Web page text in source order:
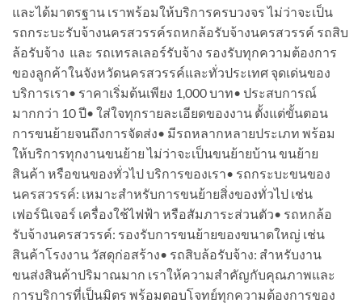
และได้มาตรฐาน เราพร้อมให้บริการครบวงจร ไม่ว่าจะเป็น
รถกระบะรับจ้างนครสวรรค์รถหกล้อรับจ้างนครสวรรค์ รถสิบ
ล้อรับจ้าง และ รถเทรลเลอร์รับจ้าง รองรับทุกความต้องการ
ของลูกค้าในจังหวัดนครสวรรค์และทั่วประเทศ จุดเด่นของ
บริการเรา• ราคาเริ่มต้นเพียง 1,000 บาท• ประสบการณ์
มากกว่า 10 ปี• ใส่ใจทุกรายละเอียดของงาน ตั้งแต่ขั้นตอน
การขนย้ายจนถึงการจัดส่ง• มีรถหลากหลายประเภท พร้อม
ให้บริการทุกงานขนย้าย ไม่ว่าจะเป็นขนย้ายบ้าน ขนย้าย
สินค้า หรือขนของทั่วไป บริการของเรา• รถกระบะขนของ
นครสวรรค์: เหมาะสำหรับการขนย้ายสิ่งของทั่วไป เช่น
เฟอร์นิเจอร์ เครื่องใช้ไฟฟ้า หรือสัมภาระส่วนตัว• รถหกล้อ
รับจ้างนครสวรรค์: รองรับการขนย้ายของขนาดใหญ่ เช่น
สินค้าโรงงาน วัสดุก่อสร้าง• รถสิบล้อรับจ้าง: สำหรับงาน
ขนส่งสินค้าปริมาณมาก เราให้ความสำคัญกับคุณภาพและ
การบริการที่เป็นมิตร พร้อมตอบโจทย์ทุกความต้องการของ